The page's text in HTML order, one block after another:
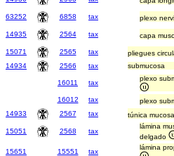
63252 6858 tax plexo
14935 2564 tax capa
15071 2565 tax
pliegues
14934
2566 tax submucosa
16011 tax
plexo
16012 tax
plexo
14933
2567 tax túnica
15051 2568 tax
lámina
delgado
15651
15551 tax
lámina